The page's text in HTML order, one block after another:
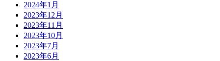
2024年1月
2023年12月
2023年11月
2023年10月
2023年7月
2023年6月